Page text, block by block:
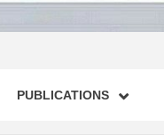
PUBLICATIONS